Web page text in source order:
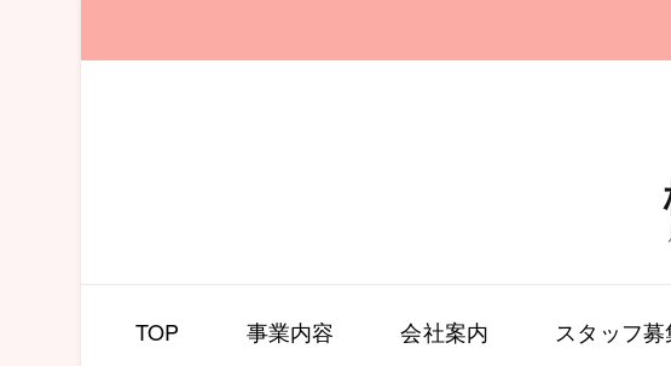
TOP 事業内容 会社案内 スタッフ募